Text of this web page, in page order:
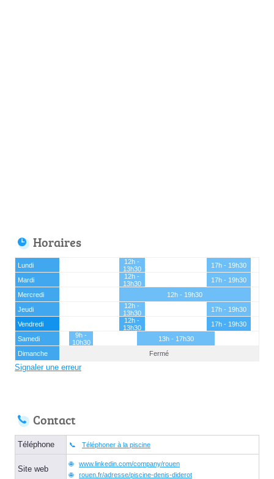
Horaires
Lundi
12h -
13h30
17h - 19h30
Mardi
12h -
13h30
17h - 19h30
Mercredi
12h - 19h30
Jeudi
12h -
13h30
17h - 19h30
Vendredi
12h -
13h30
17h - 19h30
Samedi
9h -
10h30
13h - 17h30
Dimanche
Fermé
Signaler une erreur
Contact
Téléphone Téléphoner à la piscine
Site web
www.linkedin.com/company/rouen
rouen.fr/adresse/piscine-denis-diderot